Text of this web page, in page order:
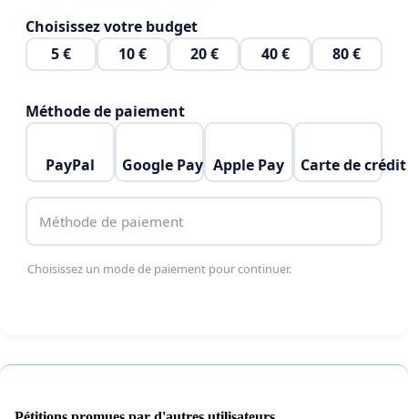
Choisissez votre budget
5 €
10 € 20 € 40 € 80 €
Méthode de paiement
PayPal Google Pay Apple Pay Carte de crédit
Méthode de paiement
Choisissez un mode de paiement pour continuer.